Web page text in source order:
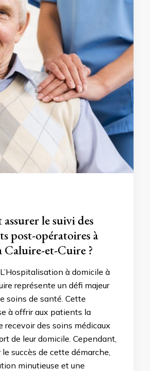
le suivi des
post-opératoires à
Caluire-et-Cuire ?
à domicile à
représente un défi majeur
soins de santé. Cette
à offrir aux patients la
recevoir des soins médicaux
de leur domicile. Cependant,
succès de cette démarche,
minutieuse et une